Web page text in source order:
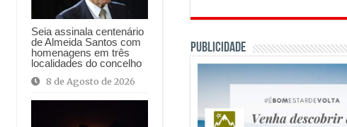
Seia assinala centenário
de Almeida Santos com
homenagens em três
localidades do concelho
8 de Agosto de 2026
PUBLICIDADE